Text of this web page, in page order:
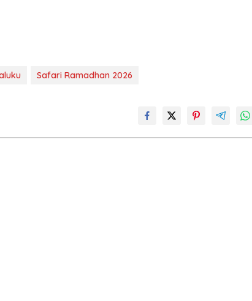
Safari Ramadhan 2026